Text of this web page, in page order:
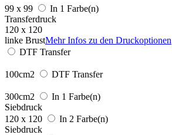
99 x 99
In 1 Farbe(n)
Transferdruck
120 x 120
linke BrustMehr Infos zu den Druckoptionen
DTF Transfer
100cm2 DTF Transfer
300cm2
In 1 Farbe(n)
Siebdruck
120 x 120
In 2 Farbe(n)
Siebdruck